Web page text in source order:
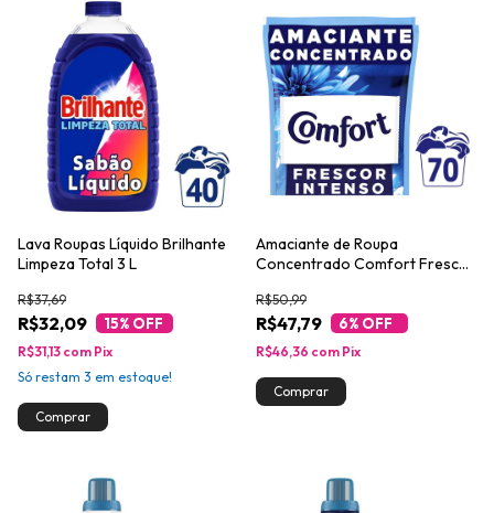
Lava Roupas Líquido Brilhante
Limpeza Total 3 L
R$32,09
R$37,69
15% OFF
R$31,13 com Pix
Só restam 3 em estoque!
Amaciante de Roupa
Concentrado Comfort Frescor
R$47,79
R$50,99
6% OFF
R$46,36 com Pix